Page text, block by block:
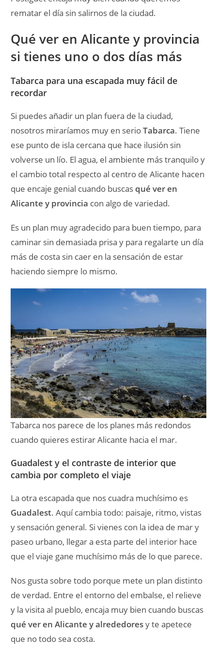
el cambio total respecto al centro de Alicante hacen
Alicante y provincia con algo de variedad.
Es un plan muy agradecido para buen tiempo, para
caminar sin demasiada prisa y para regalarte un día
más de costa sin caer en la sensación de estar
Tabarca nos parece de los planes más redondos
cuando quieres estirar Alicante hacia el mar.
Guadalest y el contraste de interior que
cambia por completo el viaje
La otra escapada que nos cuadra muchísimo es
Guadalest. Aquí cambia todo: paisaje, ritmo, vistas
y sensación general. Si vienes con la idea de mar y
paseo urbano, llegar a esta parte del interior hace
que el viaje gane muchísimo más de lo que parece.
Nos gusta sobre todo porque mete un plan distinto
de verdad. Entre el entorno del embalse, el relieve
y la visita al pueblo, encaja muy bien cuando buscas
qué ver en Alicante y alrededores
y te apetece
que no todo sea costa.
Guadalest aporta ese lado de interior que equilibra
muy bien una escapada por Alicante.
Cómo llegar a Alicante